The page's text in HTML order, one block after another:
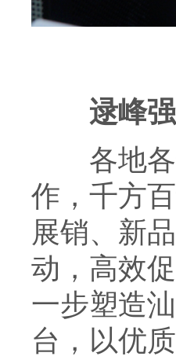
逯峰
各地各
作，千方
展销、新
动，高效
一步塑造
台，以优